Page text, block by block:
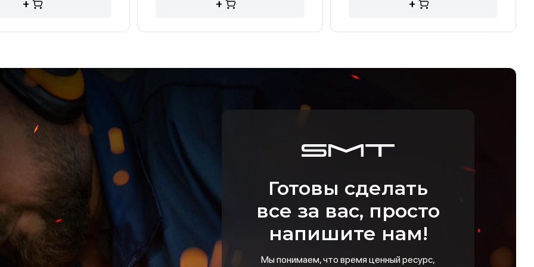
+ + +
Готовы сделать
все за вас, просто
напишите нам!
Мы понимаем, что время ценный ресурс,